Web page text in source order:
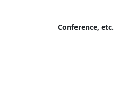
Conference, etc.